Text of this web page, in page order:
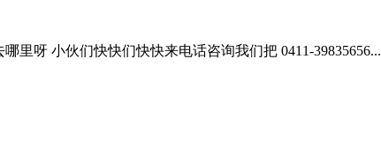
里呀 小伙们快快们快快来电话咨询我们把 0411-39835656...